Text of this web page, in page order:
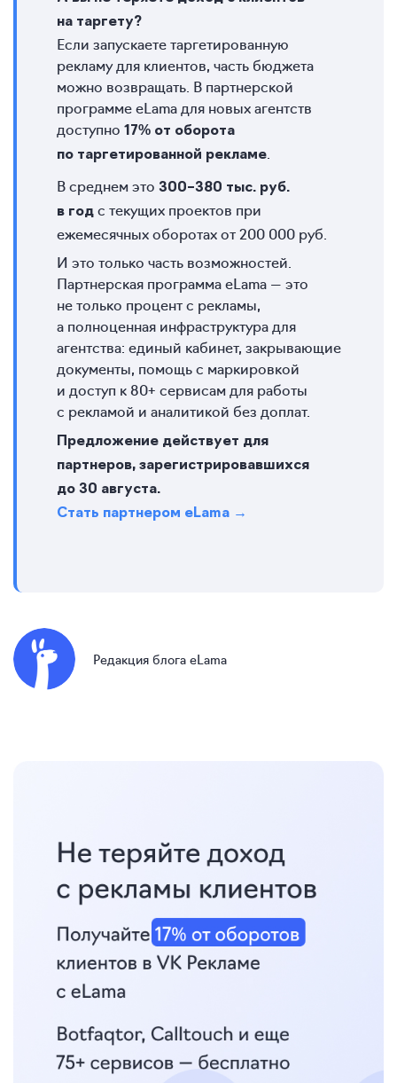
на таргету?
Если запускаете таргетированную
рекламу для клиентов, часть бюджета
можно возвращать. В партнерской
программе eLama для новых агентств
доступно 17% от оборота
по таргетированной рекламе
В среднем это 300–380 тыс. руб.
в год с текущих проектов при
ежемесячных оборотах от 200 000 руб.
И это только часть возможностей.
Партнерская программа eLama — это
не только процент с рекламы,
а полноценная инфраструктура для
агентства: единый кабинет, закрывающие
документы, помощь с маркировкой
и доступ к 80+ сервисам для работы
с рекламой и аналитикой без доплат.
Предложение действует для
партнеров, зарегистрировавшихся
до 30 августа.
Стать партнером eLama →
Редакция блога eLama